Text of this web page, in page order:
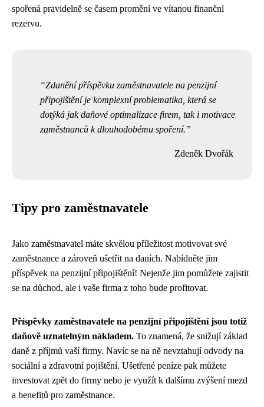
spořená pravidelně se časem promění ve vítanou finanční
rezervu.
Zdanění příspěvku zaměstnavatele na penzijní
připojištění je komplexní problematika, která se
dotýká jak daňové optimalizace firem, tak i motivace
zaměstnanců k dlouhodobému spoření.
Zdeněk Dvořák
Tipy pro zaměstnavatele
Jako zaměstnavatel máte skvělou příležitost motivovat své
zaměstnance a zároveň ušetřit na daních. Nabídněte jim
příspěvek na penzijní připojištění! Nejenže jim pomůžete zajistit
se na důchod, ale i vaše firma z toho bude profitovat.
Příspěvky zaměstnavatele na penzijní připojištění jsou totiž
daňově uznatelným nákladem. To znamená, že snižují základ
daně z příjmů vaší firmy. Navíc se na ně nevztahují odvody na
sociální a zdravotní pojištění. Ušetřené peníze pak můžete
investovat zpět do firmy nebo je využít k dalšímu zvýšení mezd
a benefitů pro zaměstnance.